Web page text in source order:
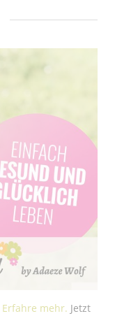
Erfahre mehr. Jetzt